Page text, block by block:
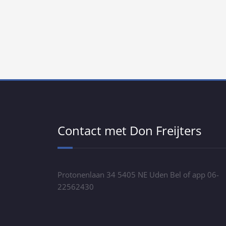
Contact met Don Freijters
Protonenlaan 34 5405 NE Uden Bel of app 06-
22562430